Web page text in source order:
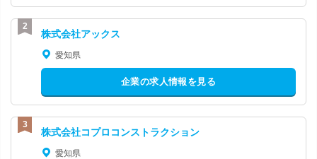
株式会社アックス
愛知県
企業の求人情報を見る
株式会社コプロコンストラクション
愛知県